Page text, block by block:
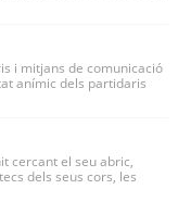
i mitjans de comunicació
anímic dels partidaris
cercant el seu abric,
dels seus cors, les